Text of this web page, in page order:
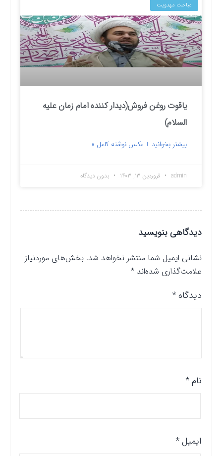
مباحث مهدویت
یاقوت روغن فروش(دیدار کننده امام زمان علیه
السلام)
بیشتر بخوانید + عکس نوشته کامل »
admin فروردین ۱۳, ۱۴۰۳ بدون دیدگاه
دیدگاهی بنویسید
نشانی ایمیل شما منتشر نخواهد شد. بخش‌های موردنیاز
علامت‌گذاری شده‌اند*
دیدگاه*
نام*
ایمیل*